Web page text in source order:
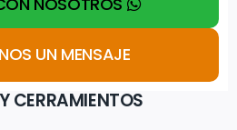
CERRAMIENTOS
UN MENSAJE